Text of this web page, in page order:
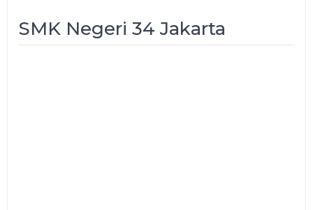
SMK Negeri 34 Jakarta